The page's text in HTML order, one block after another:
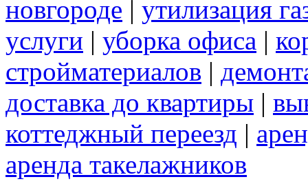
новгороде | утилизация
услуги | уборка офиса |
стройматериалов |
доставка до квартиры |
коттеджный переезд |
аренда такелажников